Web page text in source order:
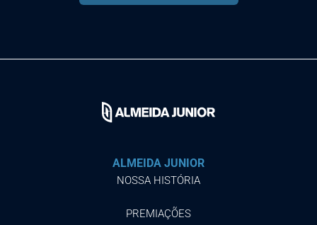
ALMEIDA JUNIOR
NOSSA HISTÓRIA
PREMIAÇÕES